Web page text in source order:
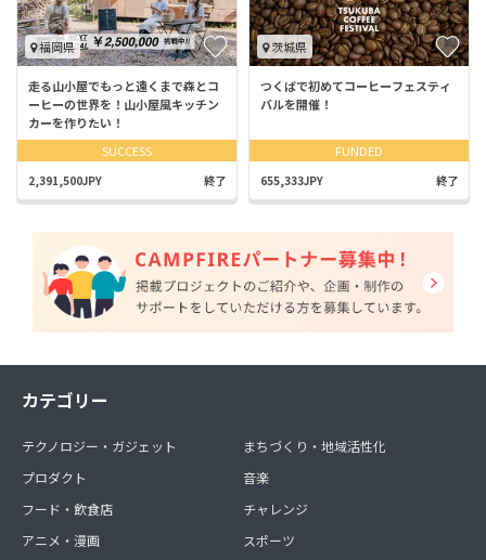
福岡県
走る山小屋でもっと遠くまで森とコ
ーヒーの世界を！山小屋風キッチン
カーを作りたい！
SUCCESS
2,391,500JPY 終了
茨城県
つくばで初めてコーヒーフェスティ
バルを開催！
FUNDED
655,333JPY 終了
カテゴリー
テクノロジー・ガジェット
プロダクト
フード・飲食店
アニメ・漫画
まちづくり・地域活性化
音楽
チャレンジ
スポーツ